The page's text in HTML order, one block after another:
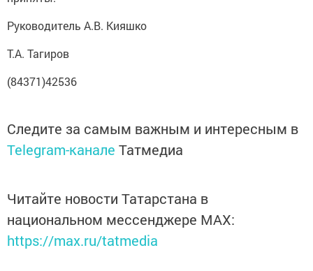
Руководитель А.В. Кияшко
Т.А. Тагиров
(84371)42536
Следите за самым важным и интересным в
Telegram-канале Татмедиа
Читайте новости Татарстана в
национальном мессенджере MАХ:
https://max.ru/tatmedia